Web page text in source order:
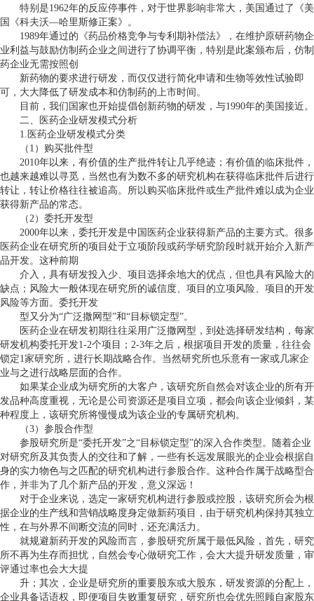
特别是1962年的反应停事件，对于世界影响非常大，美国通过了《美
国《科夫沃—哈里斯修正案》。
1989年通过的《药品价格竞争与专利期补偿法》，在维护原研药物企
业利益与鼓励仿制药企业之间进行了协调平衡，特别是此案颁布后，仿制
药企业无需按照创
新药物的要求进行研发，而仅仅进行简化申请和生物等效性试验即
可，大大降低了研发成本和仿制药的上市时间。
目前，我们国家也开始提倡创新药物的研发，与1990年的美国接近。
二、医药企业研发模式分析
1. 医药企业研发模式分类
（ 1 ）购买批件型
2010年以来，有价值的生产批件转让几乎绝迹；有价值的临床批件，
也越来越难以寻觅，当然也有为数不多的研究机构在获得临床批件后进行
转让，转让价格往往被追高。所以购买临床批件或生产批件难以成为企业
获得新产品的常态。
（2）委托开发型
2000年以来，委托开发是中国医药企业获得新产品的主要方式。很多
医药企业在研究所的项目处于立项阶段或药学研究阶段时就开始介入新产
品开发。这种前期
介入，具有研发投入少、项目选择余地大的优点，但也具有风险大的
缺点；风险大一般体现在研究所的诚信度、项目的立项风险、项目的开发
风险等方面。委托开发
型又分为“广泛撒网型”和“目标锁定型”。
医药企业在研发初期往往采用广泛撒网型，到处选择研发结构，每家
研发机构委托开发1-2个项目； 2-3年之后，根据项目开发的质量，往往会
锁定1家研究所，进行长期战略合作。当然研究所也乐意有一家或几家企
业与之进行战略层面的合作。
如果某企业成为研究所的大客户，该研究所自然会对该企业的所有开
发品种高度重视，无论是公司资源还是项目立项，都会向该企业倾斜，某
种程度上，该研究所将慢慢成为该企业的专属研究机构。
（3）参股合作型
参股研究所是“委托开发”之“目标锁定型”的深入合作类型。随着企业
对研究所及其负责人的交往和了解，一些有长远发展眼光的企业会根据自
身的实力物色与之匹配的研究机构进行参股合作。这种合作属于战略型合
作，并非为了几个新产品的开发，意义深远！
对于企业来说，选定一家研究机构进行参股或控股，该研究所会为根
据企业的生产线和营销战略度身定做新药项目，由于研究机构保持其独立
性，在与外界不间断交流的同时，还充满活力。
就规避新药开发的风险而言，参股研究所属于最低风险，首先，研究
所不再为生存而担忧，自然会专心做研究工作，会大大提升研发质量，审
评通过率也会大大提
升；其次，企业是研究所的重要股东或大股东，研发资源的分配上，
企业具备话语权，即便项目失败重复研究，研究所也会优先照顾自家股东